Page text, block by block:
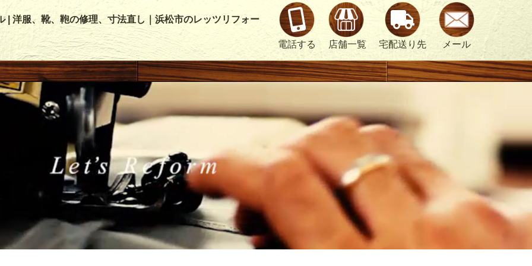
| 洋服、靴、鞄の修理、寸法直し｜浜松市のレッツリフォー
電話する 店舗一覧 宅配送り先 メール